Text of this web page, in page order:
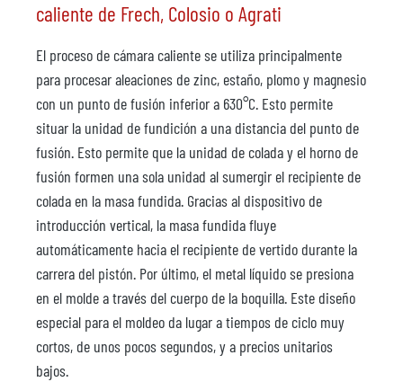
caliente de Frech, Colosio o Agrati
El proceso de cámara caliente se utiliza principalmente
para procesar aleaciones de zinc, estaño, plomo y magnesio
con un punto de fusión inferior a 630°C. Esto permite
situar la unidad de fundición a una distancia del punto de
fusión. Esto permite que la unidad de colada y el horno de
fusión formen una sola unidad al sumergir el recipiente de
colada en la masa fundida. Gracias al dispositivo de
introducción vertical, la masa fundida fluye
automáticamente hacia el recipiente de vertido durante la
carrera del pistón. Por último, el metal líquido se presiona
en el molde a través del cuerpo de la boquilla. Este diseño
especial para el moldeo da lugar a tiempos de ciclo muy
cortos, de unos pocos segundos, y a precios unitarios
bajos.